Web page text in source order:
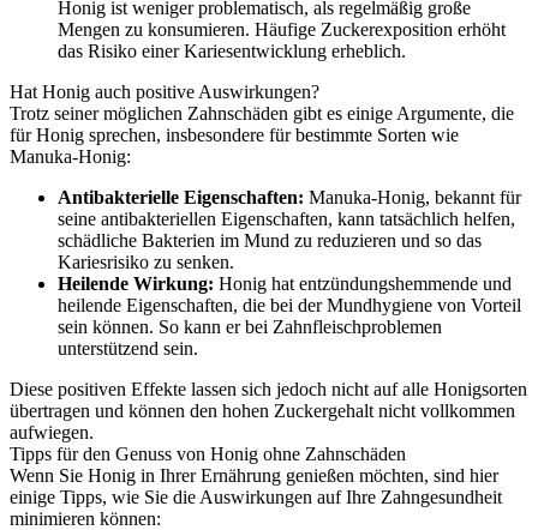
Honig ist weniger problematisch, als regelmäßig große
Mengen zu konsumieren. Häufige Zuckerexposition erhöht
das Risiko einer Kariesentwicklung erheblich.
Hat Honig auch positive Auswirkungen?
Trotz seiner möglichen Zahnschäden gibt es einige Argumente, die
für Honig sprechen, insbesondere für bestimmte Sorten wie
Manuka-Honig:
Antibakterielle Eigenschaften: Manuka-Honig, bekannt für
seine antibakteriellen Eigenschaften, kann tatsächlich helfen,
schädliche Bakterien im Mund zu reduzieren und so das
Kariesrisiko zu senken.
Heilende Wirkung: Honig hat entzündungshemmende und
heilende Eigenschaften, die bei der Mundhygiene von Vorteil
sein können. So kann er bei Zahnfleischproblemen
unterstützend sein.
Diese positiven Effekte lassen sich jedoch nicht auf alle Honigsorten
übertragen und können den hohen Zuckergehalt nicht vollkommen
aufwiegen.
Tipps für den Genuss von Honig ohne Zahnschäden
Wenn Sie Honig in Ihrer Ernährung genießen möchten, sind hier
einige Tipps, wie Sie die Auswirkungen auf Ihre Zahngesundheit
minimieren können: